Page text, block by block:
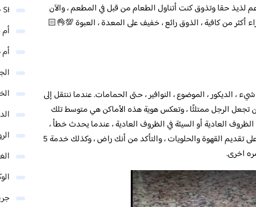
لذيذ حقا وتذوق كنت أتناول الطعام من قبل في المطعم ، والآن
أكثر من كافية ، الذوق رائع ، خفيف على المعدة ، العبوة 💯👌🏻
، الديكور ، الموضوع ، النوافير ، حتى الحمامات. عندما ننتقل إلى
تجعل الرجل ممتلئًا ، وتعكس هوية هذه الأماكن هي متوسط ​​تلك
العادية أو السيئة في الظروف العادية ، عندما يحدث خطأ ،
وترى جنرال موتورز قادمة للاعتذار نيابة عن الجميع ، وتصر على تقديم القهوة والحلويات ، والتأكد من أنك راض ، وكذلك خدمة 5
اخرى.